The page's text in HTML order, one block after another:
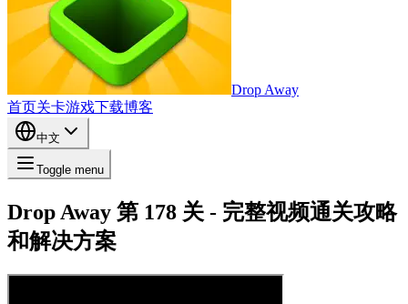
Drop Away
首页关卡游戏下载博客
中文
Toggle menu
Drop Away 第 178 关 - 完整视频通关攻略
和解决方案